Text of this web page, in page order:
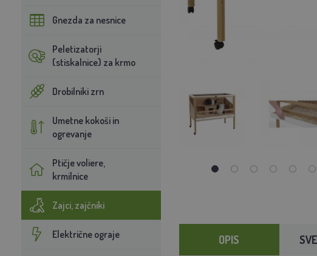
Gnezda za nesnice
Peletizatorji
(stiskalnice) za krmo
Drobilniki zrn
Umetne kokoši in
ogrevanje
Ptičje voliere,
krmilnice
Zajci, zajčniki
Električne ograje OPIS